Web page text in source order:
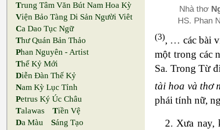
Trung Tâm Văn Bút Nam Hoa Kỳ
Viện Bảo Tàng Di Sản Người Viêt
Ca Dao Tục Ngữ
Thư Quán Bản Thảo
Phan Nguyên - Artist
Thế Kỷ Mới
Diễn Đàn Thế Kỷ
Nam Kỳ Lục Tỉnh
Petrus Ký Úc Châu
Talawas Tiền Vệ
Da Màu Sáng Tạo
Nhà thơ
HS. Phan
(3), … các bài
một trong các
Sa. Trong Từ
tài hoa và thơ
phái tính nữ,
2. Xưa nay,